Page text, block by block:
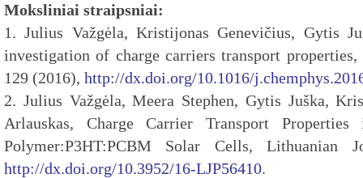
Moksliniai straipsniai:
1. Julius Važgėla, Kristijonas Genevičius, Gytis
investigation of charge carriers transport
129 (2016), http://dx.doi.org/10.1016/
2. Julius Važgėla, Meera Stephen, Gytis Juška,
Arlauskas, Charge Carrier Transport
Polymer:P3HT:PCBM Solar Cells, Lithuanian
http://dx.doi.org/10.3952/16-LJP56410.